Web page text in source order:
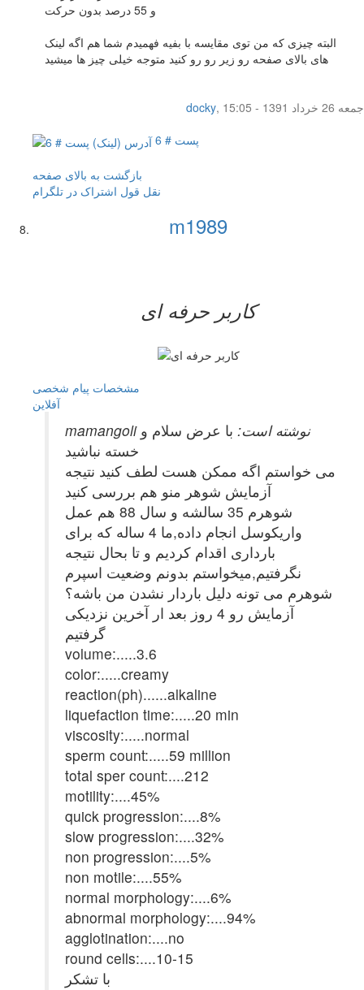
و 55 درصد بدون حرکت
البته چیزی که من توی مقایسه با بفیه فهمیدم شما هم اگه لینک
های بالای صفحه رو زیر رو رو کنید متوجه خیلی چیز ها میشید
docky,
جمعه 26 خرداد 1391 - 15:05
پست # 6
بازگشت به بالای صفحه
نقل قول اشتراک در تلگرام
m1989
کاربر حرفه ای
مشخصات پیام شخصی
آفلاين
mamangoli نوشته است: با عرض سلام و
خسته نباشید
می خواستم اگه ممکن هست لطف کنید نتیجه
آزمایش شوهر منو هم بررسی کنید
شوهرم 35 سالشه و سال 88 هم عمل
واریکوسل انجام داده,ما 4 ساله که برای
بارداری اقدام کردیم و تا بحال نتیجه
نگرفتیم,میخواستم بدونم وضعیت اسپرم
شوهرم می تونه دلیل باردار نشدن من باشه؟
آزمایش رو 4 روز بعد ار آخرین نزدیکی
گرفتیم
volume:.....3.6
color:.....creamy
reaction(ph)......alkaline
liquefaction time:.....20 min
viscosity:.....normal
sperm count:.....59 million
total sper count:....212
motility:....45%
quick progression:....8%
slow progression:....32%
non progression:....5%
non motile:....55%
normal morphology:....6%
abnormal morphology:....94%
agglotination:....no
round cells:....10-15
با تشکر